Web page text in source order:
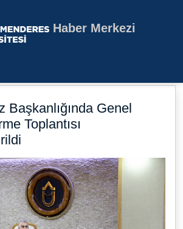
Menderes
Haber Merkezi
Başkanlığında Genel
Toplantısı